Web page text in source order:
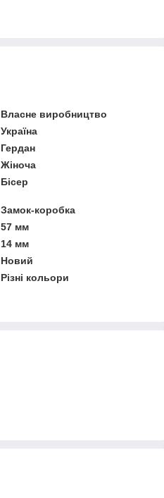
Власне виробництво
Україна
Гердан
Жіноча
Бісер
Замок-коробка
57 мм
14 мм
Новий
Різні кольори